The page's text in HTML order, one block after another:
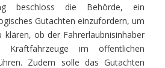
beschloss die Behörde, ein
Gutachten einzufordern, um
klären, ob der Fahrerlaubnisinhaber
im öffentlichen
Zudem solle das Gutachten